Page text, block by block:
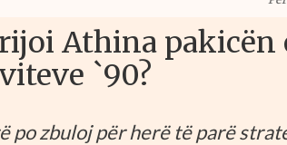
Athina pakicën
`90?
po zbuloj për herë të parë